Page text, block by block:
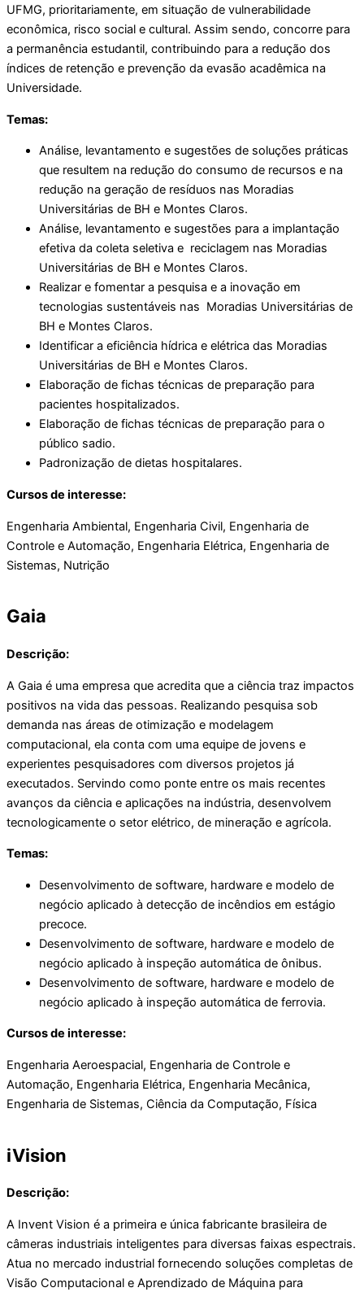
UFMG, prioritariamente, em situação de vulnerabilidade
econômica, risco social e cultural. Assim sendo, concorre para
a permanência estudantil, contribuindo para a redução dos
índices de retenção e prevenção da evasão acadêmica na
Universidade.
Temas:
Análise, levantamento e sugestões de soluções práticas
que resultem na redução do consumo de recursos e na
redução na geração de resíduos nas Moradias
Universitárias de BH e Montes Claros.
Análise, levantamento e sugestões para a implantação
efetiva da coleta seletiva e reciclagem nas Moradias
Universitárias de BH e Montes Claros.
Realizar e fomentar a pesquisa e a inovação em
tecnologias sustentáveis nas Moradias Universitárias de
BH e Montes Claros.
Identificar a eficiência hídrica e elétrica das Moradias
Universitárias de BH e Montes Claros.
Elaboração de fichas técnicas de preparação para
pacientes hospitalizados.
Elaboração de fichas técnicas de preparação para o
público sadio.
Padronização de dietas hospitalares.
Cursos de interesse:
Engenharia Ambiental, Engenharia Civil, Engenharia de
Controle e Automação, Engenharia Elétrica, Engenharia de
Sistemas, Nutrição
Gaia
Descrição:
A Gaia é uma empresa que acredita que a ciência traz impactos
positivos na vida das pessoas. Realizando pesquisa sob
demanda nas áreas de otimização e modelagem
computacional, ela conta com uma equipe de jovens e
experientes pesquisadores com diversos projetos já
executados. Servindo como ponte entre os mais recentes
avanços da ciência e aplicações na indústria, desenvolvem
tecnologicamente o setor elétrico, de mineração e agrícola.
Temas:
Desenvolvimento de software, hardware e modelo de
negócio aplicado à detecção de incêndios em estágio
precoce.
Desenvolvimento de software, hardware e modelo de
negócio aplicado à inspeção automática de ônibus.
Desenvolvimento de software, hardware e modelo de
negócio aplicado à inspeção automática de ferrovia.
Cursos de interesse:
Engenharia Aeroespacial, Engenharia de Controle e
Automação, Engenharia Elétrica, Engenharia Mecânica,
Engenharia de Sistemas, Ciência da Computação, Física
iVision
Descrição:
A Invent Vision é a primeira e única fabricante brasileira de
câmeras industriais inteligentes para diversas faixas espectrais.
Atua no mercado industrial fornecendo soluções completas de
Visão Computacional e Aprendizado de Máquina para